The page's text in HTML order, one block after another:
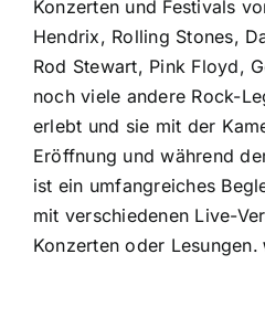
Konzerten und Festivals
Hendrix, Rolling Stones,
Rod Stewart, Pink Floyd,
noch viele andere Rock-
erlebt und sie mit der
Eröffnung und während
ist ein umfangreiches
mit verschiedenen Live-
Konzerten oder Lesungen.